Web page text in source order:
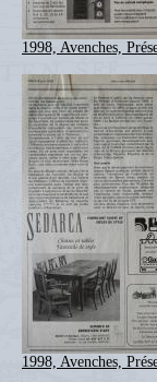
1998, Avenches,
1998, Avenches,